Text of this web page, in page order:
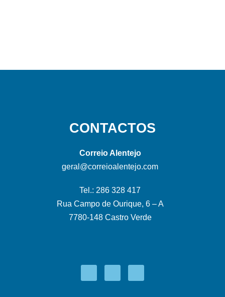
CONTACTOS
Correio Alentejo
geral@correioalentejo.com
Tel.: 286 328 417
Rua Campo de Ourique, 6 – A
7780-148 Castro Verde